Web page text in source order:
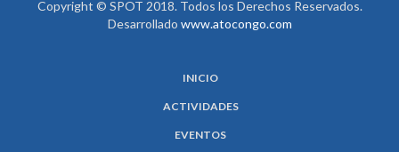
Copyright © SPOT 2018. Todos los Derechos Reservados.
Desarrollado www.atocongo.com
INICIO
ACTIVIDADES
EVENTOS